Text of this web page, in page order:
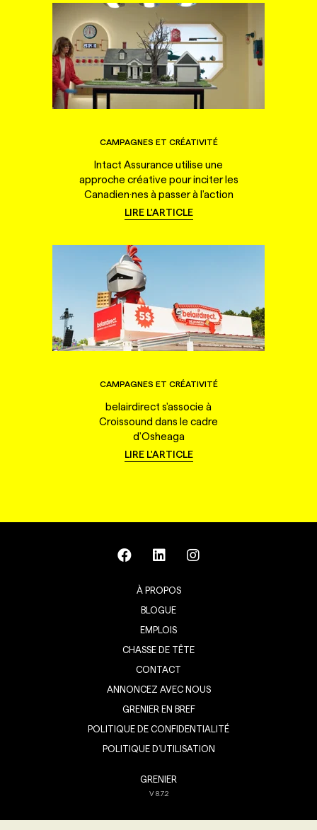
CAMPAGNES ET CRÉATIVITÉ
Intact Assurance utilise une
approche créative pour inciter les
Canadien·nes à passer à l'action
LIRE L'ARTICLE
CAMPAGNES ET CRÉATIVITÉ
belairdirect s'associe à
Croissound dans le cadre
d'Osheaga
LIRE L'ARTICLE
À PROPOS
BLOGUE
EMPLOIS
CHASSE DE TÊTE
CONTACT
ANNONCEZ AVEC NOUS
GRENIER EN BREF
POLITIQUE DE CONFIDENTIALITÉ
POLITIQUE D’UTILISATION
GRENIER
V8.7.2